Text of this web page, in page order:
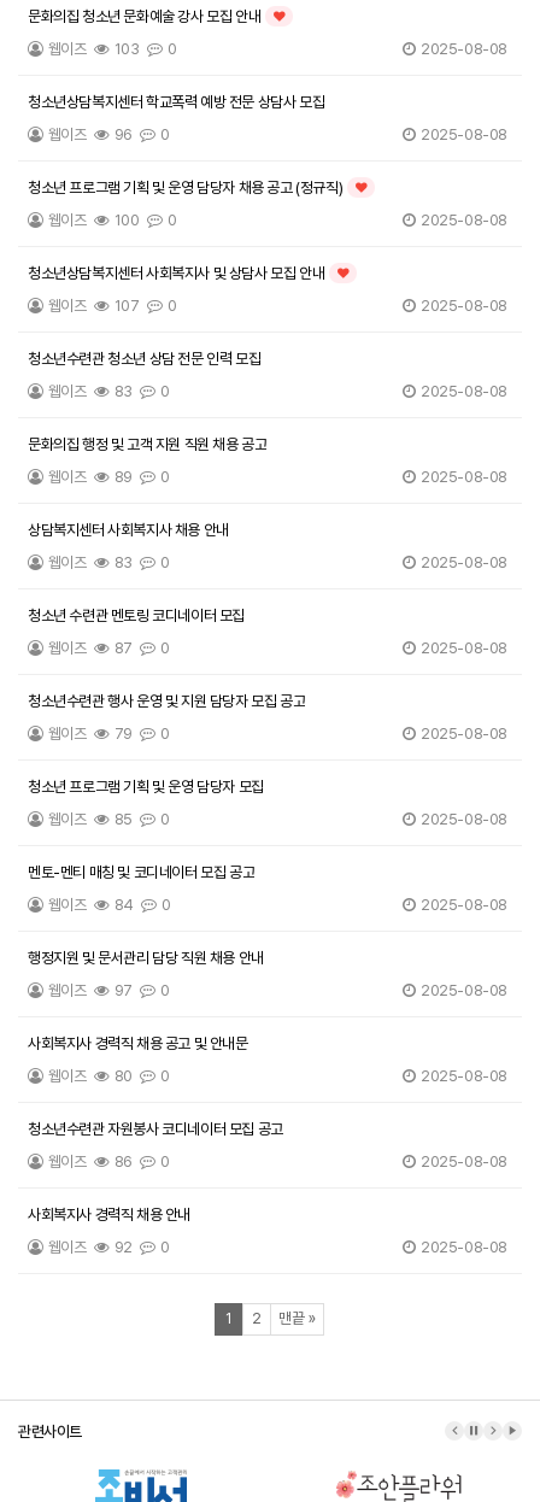
문화의집 청소년 문화예술 강사 모집 안내 인기글
웹이즈 103 0 2025-08-08
청소년상담복지센터 학교폭력 예방 전문 상담사 모집
웹이즈
96 0 2025-08-08
청소년 프로그램 기획 및 운영 담당자 채용 공고 (정규직) 인기글
웹이즈 100 0 2025-08-08
청소년상담복지센터 사회복지사 및 상담사 모집 안내 인기글
웹이즈 107 0 2025-08-08
청소년수련관 청소년 상담 전문 인력 모집
웹이즈
83 0 2025-08-08
문화의집 행정 및 고객 지원 직원 채용 공고
웹이즈
89 0 2025-08-08
상담복지센터 사회복지사 채용 안내
웹이즈
83 0 2025-08-08
청소년 수련관 멘토링 코디네이터 모집
웹이즈
87 0 2025-08-08
청소년수련관 행사 운영 및 지원 담당자 모집 공고
웹이즈
79 0 2025-08-08
청소년 프로그램 기획 및 운영 담당자 모집
웹이즈
85 0 2025-08-08
멘토-멘티 매칭 및 코디네이터 모집 공고
웹이즈
84 0 2025-08-08
행정지원 및 문서관리 담당 직원 채용 안내
웹이즈
97 0 2025-08-08
사회복지사 경력직 채용 공고 및 안내문
웹이즈
80 0 2025-08-08
청소년수련관 자원봉사 코디네이터 모집 공고
웹이즈
86 0 2025-08-08
사회복지사 경력직 채용 안내
웹이즈
92 0 2025-08-08
열린
1 페이지
2페이지
맨끝 페이지
»
관련사이트 이전 배너
배너 정지
다음 배
배